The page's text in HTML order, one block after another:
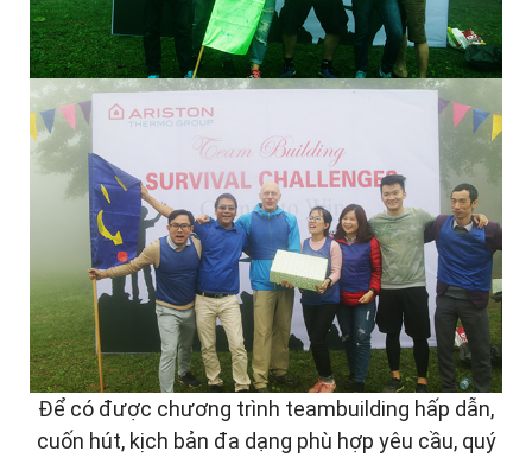
Để có được chương trình teambuilding hấp dẫn,
cuốn hút, kịch bản đa dạng phù hợp yêu cầu, quý